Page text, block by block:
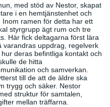
med stöd av Nestor, skapat
i en hemtjänstenhet och
ramen för detta har ett
styrgrupp ägt rum och tre
Här fick deltagarna först lära
varandras uppdrag, regelverk
deras befintliga kontakt och
de hitta
och samverkan.
till de att de äldre ska
trygg och säker. Nestor
struktur för samtalen,
mellan träffarna.